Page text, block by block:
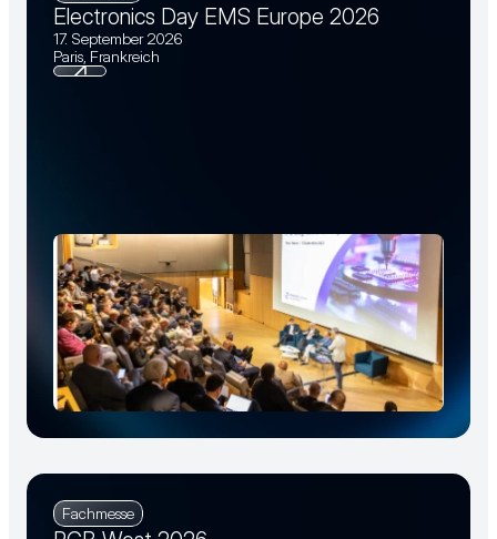
Electronics Day EMS Europe 2026
17. September 2026
Paris, Frankreich
Fachmesse